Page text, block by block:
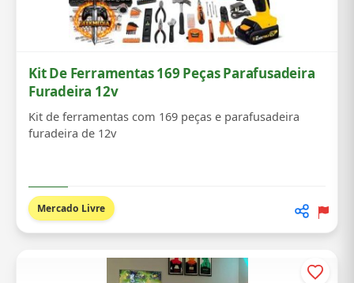
Kit De Ferramentas 169 Peças Parafusadeira
Furadeira 12v
Kit de ferramentas com 169 peças e parafusadeira
furadeira de 12v
Mercado Livre